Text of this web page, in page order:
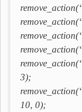
3);
10, 0);